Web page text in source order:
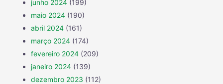
junho 2024 (199)
maio 2024 (190)
abril 2024 (161)
março 2024 (174)
fevereiro 2024 (209)
janeiro 2024 (139)
dezembro 2023 (112)